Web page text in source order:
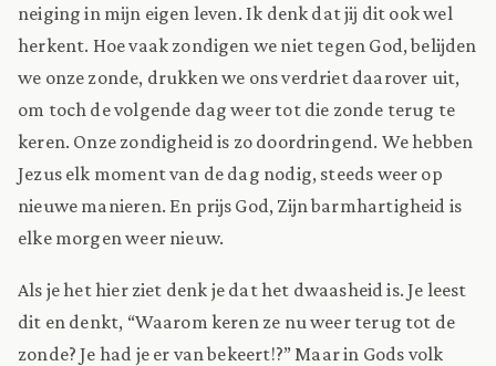
neiging in mijn eigen leven. Ik denk dat jij dit ook wel
herkent. Hoe vaak zondigen we niet tegen God, belijden
we onze zonde, drukken we ons verdriet daarover uit,
om toch de volgende dag weer tot die zonde terug te
keren. Onze zondigheid is zo doordringend. We hebben
Jezus elk moment van de dag nodig, steeds weer op
nieuwe manieren. En prijs God, Zijn barmhartigheid is
elke morgen weer nieuw.
Als je het hier ziet denk je dat het dwaasheid is. Je leest
dit en denkt, “Waarom keren ze nu weer terug tot de
zonde? Je had je er van bekeert!?” Maar in Gods volk